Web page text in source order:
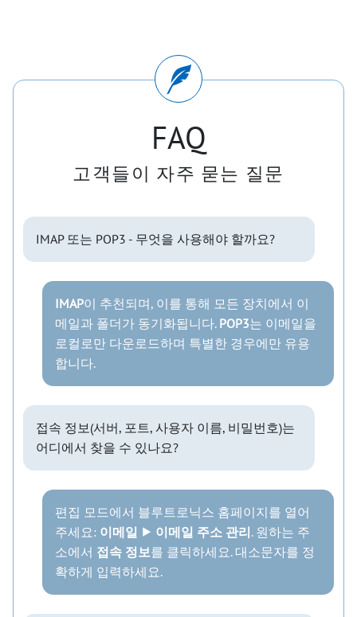
FAQ
고객들이 자주 묻는 질문
IMAP 또는 POP3 - 무엇을 사용해야 할까요?
IMAP이 추천되며, 이를 통해 모든 장치에서 이
메일과 폴더가 동기화됩니다. POP3는 이메일을
로컬로만 다운로드하며 특별한 경우에만 유용
합니다.
접속 정보(서버, 포트, 사용자 이름, 비밀번호)는
어디에서 찾을 수 있나요?
편집 모드에서 블루트로닉스 홈페이지를 열어
주세요: 이메일 ⯈ 이메일 주소 관리. 원하는 주
소에서 접속 정보를 클릭하세요. 대소문자를 정
확하게 입력하세요.